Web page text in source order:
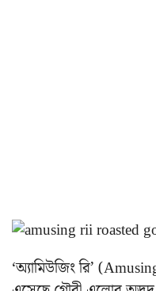
‘অ্যামিউজিং রি’